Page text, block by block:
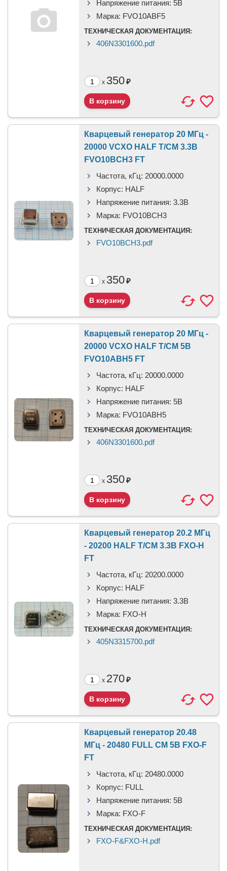
Напряжение питания: 5В
Марка: FVO10ABF5
ТЕХНИЧЕСКАЯ ДОКУМЕНТАЦИЯ:
406N3301600.pdf
x 350₽
Кварцевый генератор 20 МГц -
20000 VCXO HALF T/CM 3.3В
FVO10BCH3 FT
Частота, кГц: 20000.0000
Корпус: HALF
Напряжение питания: 3.3В
Марка: FVO10BCH3
ТЕХНИЧЕСКАЯ ДОКУМЕНТАЦИЯ:
FVO10BСH3.pdf
x 350₽
Кварцевый генератор 20 МГц -
20000 VCXO HALF T/CM 5В
FVO10ABH5 FT
Частота, кГц: 20000.0000
Корпус: HALF
Напряжение питания: 5В
Марка: FVO10ABH5
ТЕХНИЧЕСКАЯ ДОКУМЕНТАЦИЯ:
406N3301600.pdf
x 350₽
Кварцевый генератор 20.2 МГц
- 20200 HALF T/CM 3.3В FXO-H
FT
Частота, кГц: 20200.0000
Корпус: HALF
Напряжение питания: 3.3В
Марка: FXO-H
ТЕХНИЧЕСКАЯ ДОКУМЕНТАЦИЯ:
405N3315700.pdf
x 270₽
Кварцевый генератор 20.48
МГц - 20480 FULL CM 5В FXO-F
FT
Частота, кГц: 20480.0000
Корпус: FULL
Напряжение питания: 5В
Марка: FXO-F
ТЕХНИЧЕСКАЯ ДОКУМЕНТАЦИЯ:
FXO-F&FXO-H.pdf